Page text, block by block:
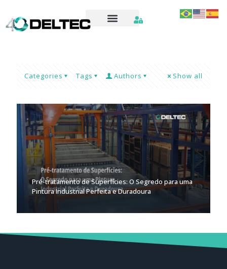
Categories Tags Authors Show all
Pré-tratamento de Superfícies: O Segredo para uma
Pintura Industrial Perfeita e Duradoura